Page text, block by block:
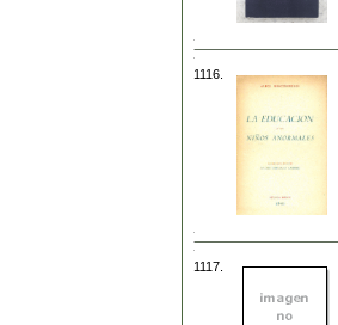
1116.
1117.